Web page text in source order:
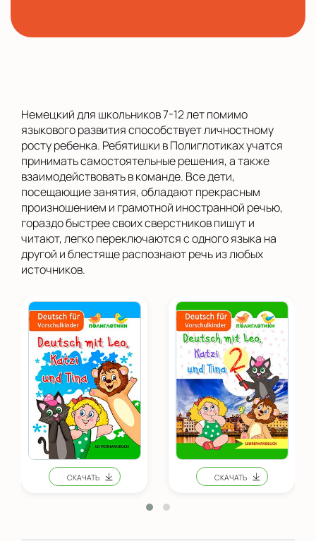
Немецкий для школьников 7-12 лет помимо
языкового развития способствует личностному
росту ребенка. Ребятишки в Полиглотиках учатся
принимать самостоятельные решения, а также
взаимодействовать в команде. Все дети,
посещающие занятия, обладают прекрасным
произношением и грамотной иностранной речью,
гораздо быстрее своих сверстников пишут и
читают, легко переключаются с одного языка на
другой и блестяще распознают речь из любых
источников.